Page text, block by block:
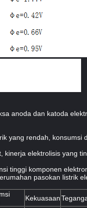
anoda dan katoda
yang rendah,
elektrolisis yang
tinggi komponen
pasokan listrik
Kekuasaan